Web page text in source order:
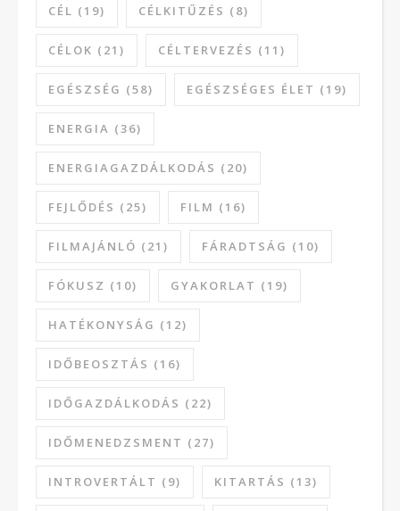
CÉL (19) CÉLKITŰZÉS (8)
CÉLOK (21) CÉLTERVEZÉS (11)
EGÉSZSÉG (58) EGÉSZSÉGES ÉLET (19)
ENERGIA (36)
ENERGIAGAZDÁLKODÁS (20)
FEJLŐDÉS (25) FILM (16)
FILMAJÁNLÓ (21) FÁRADTSÁG (10)
FÓKUSZ (10) GYAKORLAT (19)
HATÉKONYSÁG (12)
IDŐBEOSZTÁS (16)
IDŐGAZDÁLKODÁS (22)
IDŐMENEDZSMENT (27)
INTROVERTÁLT (9) KITARTÁS (13)